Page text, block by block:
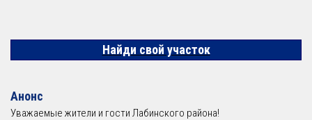
Найди свой участок
Анонс
Уважаемые жители и гости Лабинского района!